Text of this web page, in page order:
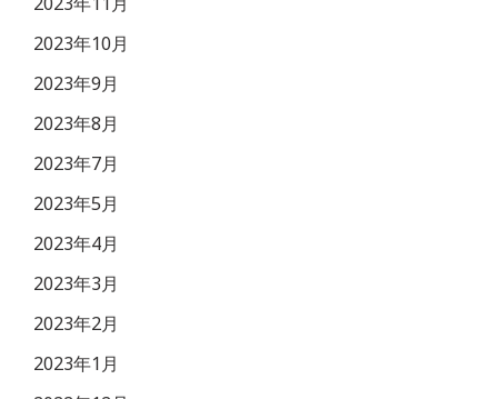
2023年10月
2023年9月
2023年8月
2023年7月
2023年5月
2023年4月
2023年3月
2023年2月
2023年1月